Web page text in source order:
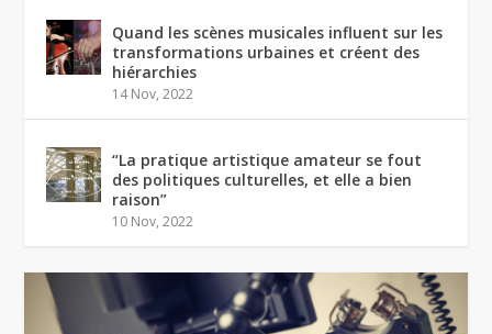
Quand les scènes musicales influent sur les
transformations urbaines et créent des
hiérarchies
14 Nov, 2022
“La pratique artistique amateur se fout
des politiques culturelles, et elle a bien
raison”
10 Nov, 2022